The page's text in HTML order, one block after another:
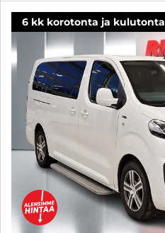
6 kk korotonta ja kulutonta